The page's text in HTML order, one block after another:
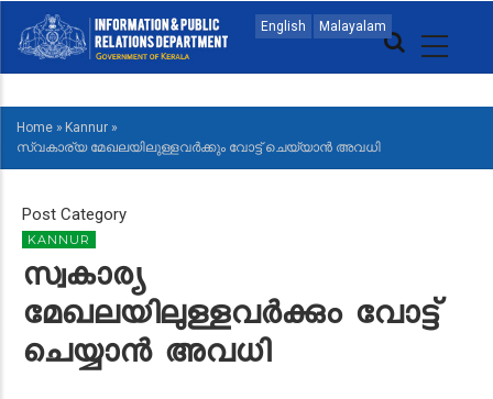
main
English Malayalam
MAIN
NAVIGATION
ENGLISH
BREADCRUMB
Home » Kannur »
സ്വകാര്യ മേഖലയിലുള്ളവർക്കും വോട്ട് ചെയ്യാൻ അവധി
Post Category
KANNUR
സ്വകാര്യ
മേഖലയിലുള്ളവർക്കും വോട്ട്
ചെയ്യാൻ അവധി